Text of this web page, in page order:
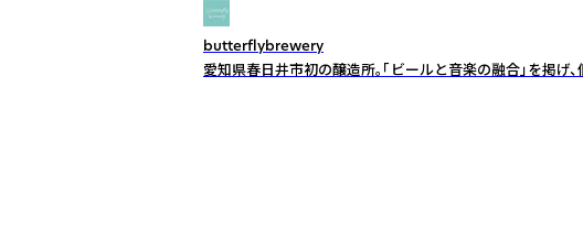
butterflybrewery
愛知県春日井市初の醸造所。「ビールと音楽の融合」を掲